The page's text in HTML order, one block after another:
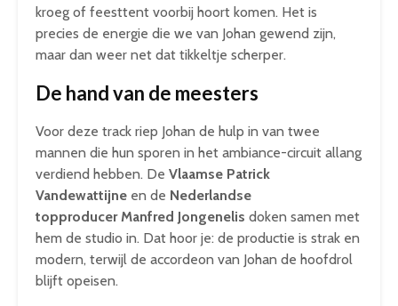
kroeg of feesttent voorbij hoort komen. Het is
precies de energie die we van Johan gewend zijn,
maar dan weer net dat tikkeltje scherper.
De hand van de meesters
Voor deze track riep Johan de hulp in van twee
mannen die hun sporen in het ambiance-circuit allang
verdiend hebben. De Vlaamse Patrick
Vandewattijne en de Nederlandse
topproducer Manfred Jongenelis doken samen met
hem de studio in. Dat hoor je: de productie is strak en
modern, terwijl de accordeon van Johan de hoofdrol
blijft opeisen.